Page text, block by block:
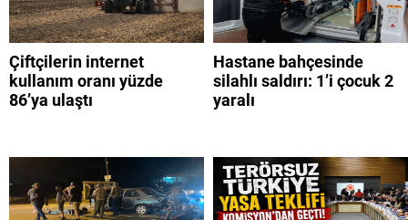
Çiftçilerin internet
kullanım oranı yüzde
86’ya ulaştı
Hastane bahçesinde
silahlı saldırı: 1’i çocuk 2
yaralı